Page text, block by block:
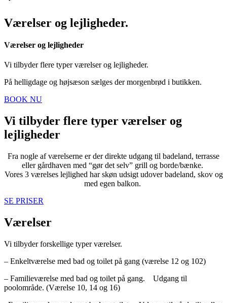
Værelser og lejligheder.
Værelser og lejligheder
Vi tilbyder flere typer værelser og lejligheder.
På helligdage og højsæson sælges der morgenbrød i butikken.
BOOK NU
Vi tilbyder flere typer værelser og
lejligheder
Fra nogle af værelserne er der direkte udgang til badeland, terrasse
eller gårdhaven med “gør det selv” grill og borde/bænke.
Vores 3 værelses lejlighed har skøn udsigt udover badeland, skov og
med egen balkon.
SE PRISER
Værelser
Vi tilbyder forskellige typer værelser.
– Enkeltværelse med bad og toilet på gang (værelse 12 og 102)
– Familieværelse med bad og toilet på gang. Udgang til
poolområde. (Værelse 10, 14 og 16)